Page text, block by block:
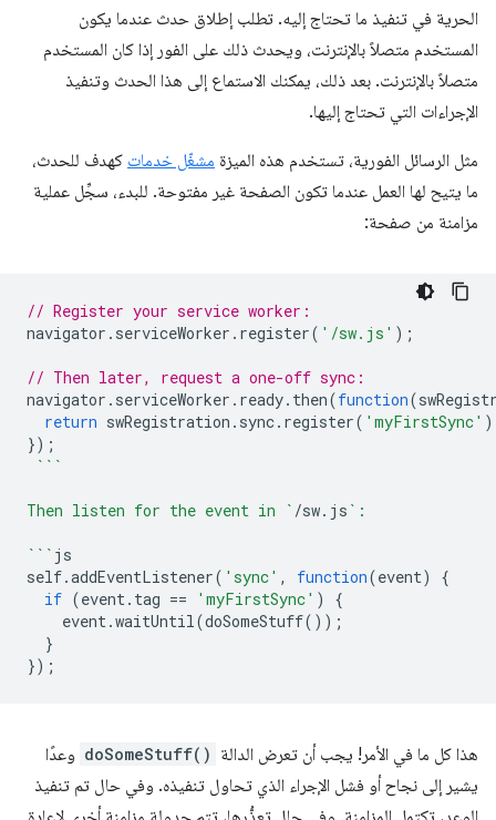
الحرية في تنفيذ ما تحتاج إليه. تطلب إطلاق حدث عندما يكون
المستخدم متصلاً بالإنترنت، ويحدث ذلك على الفور إذا كان المستخدم
متصلاً بالإنترنت. بعد ذلك، يمكنك الاستماع إلى هذا الحدث وتنفيذ
الإجراءات التي تحتاج إليها.
مثل الرسائل الفورية، تستخدم هذه الميزة مشغّل خدمات كهدف للحدث،
ما يتيح لها العمل عندما تكون الصفحة غير مفتوحة. للبدء، سجِّل عملية
مزامنة من صفحة:
// Register your service worker:
navigator . serviceWorker . register( '/sw.js' );
// Then later, request a one-off sync:
navigator . serviceWorker . ready. then(function(
return swRegistration . sync. register( 'myFirstSync'
});
```
Then listen for the event in ` /sw. js `:
``` js
self.addEventListener( 'sync' , function(event)
{
if (event. tag == 'myFirstSync' )
{
event.waitUntil(doSomeStuff());
}
});
هذا كل ما في الأمر! يجب أن تعرض الدالة doSomeStuff() وعدًا
يشير إلى نجاح أو فشل الإجراء الذي تحاول تنفيذه. وفي حال تم تنفيذ